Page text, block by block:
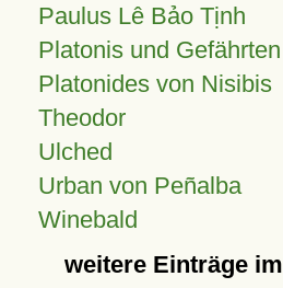
Paulus Lê Bảo Tịnh
Platonis und Gefährten
Platonides von Nisibis
Theodor
Ulched
Urban von Peñalba
Winebald
weitere Einträge im